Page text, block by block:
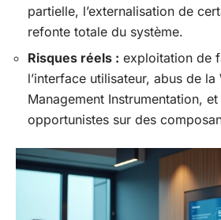
partielle, l’externalisation de
refonte totale du système.
Risques réels : exploitation de
l’interface utilisateur, abus de
Management Instrumentation,
opportunistes sur des